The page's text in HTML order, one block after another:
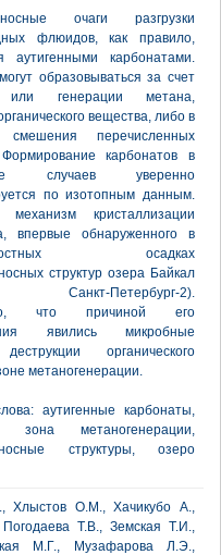
очаги разгрузки
флюидов, как правило,
аутигенными карбонатами.
образовываться за счет
или генерации метана,
вещества, либо в
смешения перечисленных
карбонатов в
случаев уверенно
по изотопным данным.
механизм кристаллизации
впервые обнаруженного в
осадках
структур озера Байкал
Санкт-Петербург-2).
что причиной его
явились микробные
органического
метаногенерации.
аутигенные карбонаты,
зона метаногенерации,
структуры, озеро
Хлыстов О.М., Хачикубо А.,
Т.В., Земская Т.И.,
М.Г., Музафарова Л.Э.,